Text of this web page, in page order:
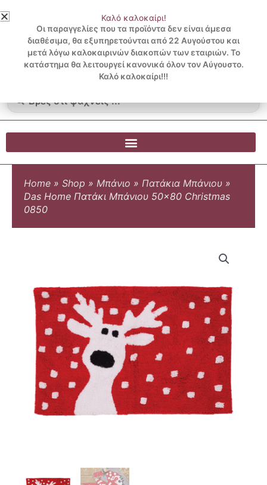
στο
περιεχόμενο
3 ΔΟΣΕΙΣ ΧΩΡΙΣ ΠΙΣΤΩΤΙΚΗ ΜΕ KLARNA
...
Λογαριασμός
Blog
0.00€
0
Cart
Home » Shop » Μπάνιο » Πατάκια Μπάνιου »
Das Home Πατάκι Μπάνιου 50×80 Christmas
0850
Καλό καλοκαίρι!
Οι παραγγελίες που τα προϊόντα δεν είναι άμεσα
διαθέσιμα, θα εξυπηρετούνται από 22 Αυγούστου και
μετά λόγω καλοκαιρινών διακοπών των εταιριών. Το
κατάστημα θα λειτουργεί κανονικά όλον τον Αύγουστο.
Καλό καλοκαίρι!!!